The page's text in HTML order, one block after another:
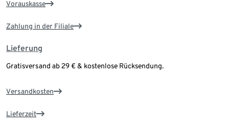
Vorauskasse
Zahlung in der Filiale
Lieferung
Gratisversand ab 29 € & kostenlose Rücksendung.
Versandkosten
Lieferzeit